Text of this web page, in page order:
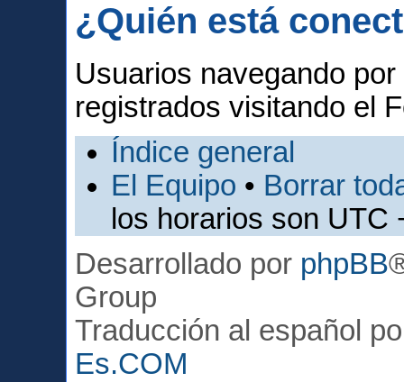
¿Quién está
Usuarios navegando
registrados visitando el
Índice general
El Equipo • Borrar
los horarios son UTC
Desarrollado por phpBB
Group
Traducción al español
Es.COM